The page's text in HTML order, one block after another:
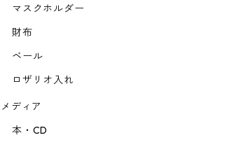
マスクホルダー
財布
ベール
ロザリオ入れ
メディア
本・CD